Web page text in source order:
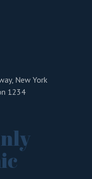
New York
1234